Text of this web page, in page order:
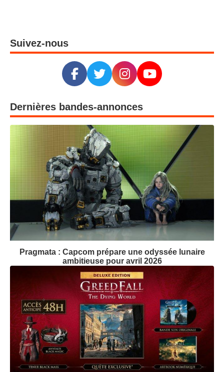
Suivez-nous
Dernières bandes-annonces
Pragmata : Capcom prépare une odyssée lunaire
ambitieuse pour avril 2026